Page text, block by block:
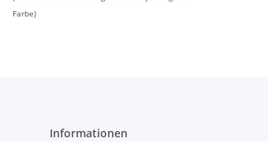
Farbe)
Informationen